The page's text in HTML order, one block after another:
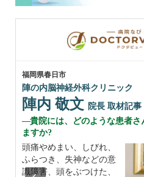
福岡県春日市
陣の内脳神経外科クリニック
陣内 敬文 院長 取材記事
貴院には、どのような患者さ
ますか?
頭痛やめまい、しびれ、
ふらつき、失神などの意
識障害、頭をぶつけた、